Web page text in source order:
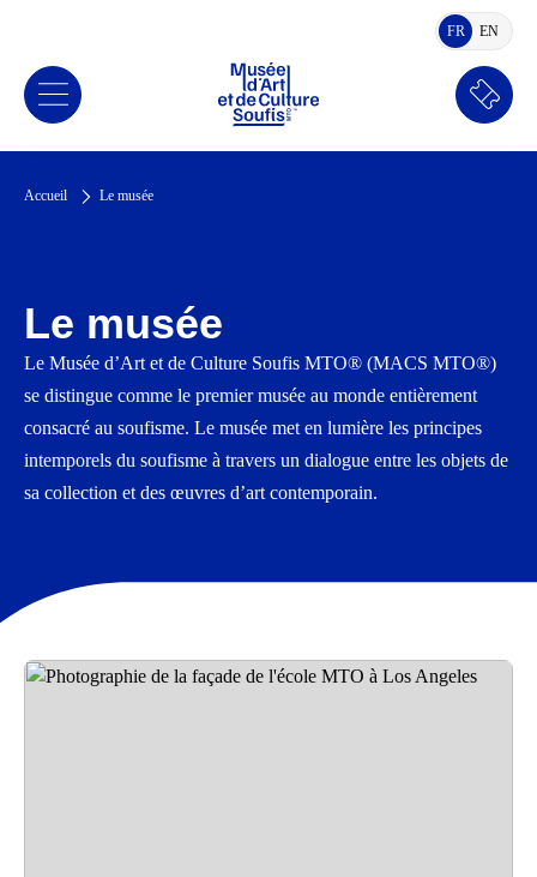
FRFRANÇAIS
EN
Accueil Le musée
Le musée
Le Musée d’Art et de Culture Soufis MTO® (MACS MTO®)
se distingue comme le premier musée au monde entièrement
consacré au soufisme. Le musée met en lumière les principes
intemporels du soufisme à travers un dialogue entre les objets de
sa collection et des œuvres d’art contemporain.